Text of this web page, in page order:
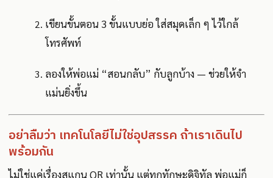
เขียนขั้นตอน 3 ขั้นแบบย่อ ใส่สมุดเล็ก ๆ ไว้ใกล้
โทรศัพท์
ลองให้พ่อแม่ “สอนกลับ” กับลูกบ้าง — ช่วยให้จำ
แม่นยิ่งขึ้น
อย่าลืมว่า เทคโนโลยีไม่ใช่อุปสรรค ถ้าเราเดินไป
พร้อมกัน
ไม่ใช่แค่เรื่องสแกน QR เท่านั้น แต่ทุกทักษะดิจิทัล พ่อแม่ก็